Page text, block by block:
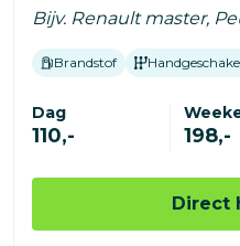
Bijv. Renault master,
Brandstof
Dag
110,- 198,-
Direct